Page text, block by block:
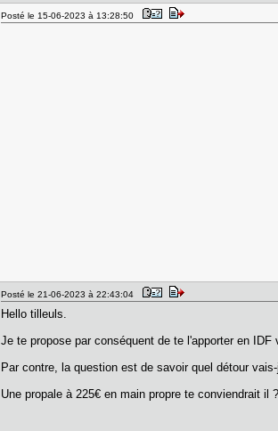
Posté le 15-06-2023 à 13:28:50
Posté le 21-06-2023 à 22:43:04
Hello tilleuls.
Je te propose par conséquent de te l'apporter en
Par contre, la question est de savoir quel détour
Une propale à 225€ en main propre te conviendrait il ?